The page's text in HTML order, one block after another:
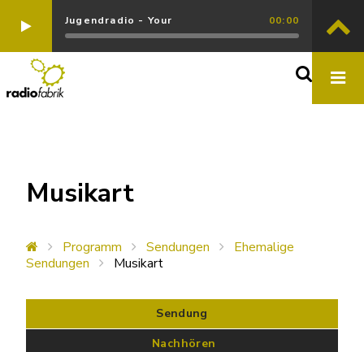
Jugendradio - Your 00:00
Musikart
Programm Sendungen
Ehemalige
Sendungen
Musikart
Sendung
Nachhören